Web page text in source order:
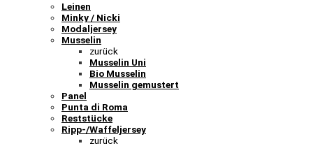
Leinen
Minky / Nicki
Modaljersey
Musselin
zurück
Musselin Uni
Bio Musselin
Musselin gemustert
Panel
Punta di Roma
Reststücke
Ripp-/Waffeljersey
zurück